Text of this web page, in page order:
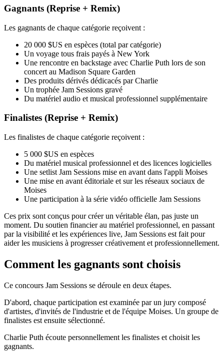
Gagnants (Reprise + Remix)
Les gagnants de chaque catégorie reçoivent :
20 000 $US en espèces (total par catégorie)
Un voyage tous frais payés à New York
Une rencontre en backstage avec Charlie Puth lors de son
concert au Madison Square Garden
Des produits dérivés dédicacés par Charlie
Un trophée Jam Sessions gravé
Du matériel audio et musical professionnel supplémentaire
Finalistes (Reprise + Remix)
Les finalistes de chaque catégorie reçoivent :
5 000 $US en espèces
Du matériel musical professionnel et des licences logicielles
Une setlist Jam Sessions mise en avant dans l'appli Moises
Une mise en avant éditoriale et sur les réseaux sociaux de
Moises
Une participation à la série vidéo officielle Jam Sessions
Ces prix sont conçus pour créer un véritable élan, pas juste un
moment. Du soutien financier au matériel professionnel, en passant
par la visibilité et les expériences live, Jam Sessions est fait pour
aider les musiciens à progresser créativement et professionnellement.
Comment les gagnants sont choisis
Ce concours Jam Sessions se déroule en deux étapes.
D'abord, chaque participation est examinée par un jury composé
d'artistes, d'invités de l'industrie et de l'équipe Moises. Un groupe de
finalistes est ensuite sélectionné.
Charlie Puth écoute personnellement les finalistes et choisit les
gagnants.